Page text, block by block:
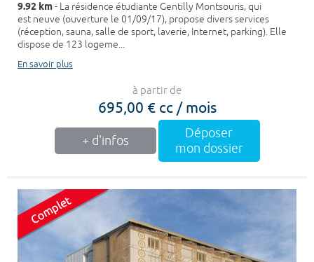
9.92 km- La résidence étudiante Gentilly Montsouris, qui
est neuve (ouverture le 01/09/17), propose divers services
(réception, sauna, salle de sport, laverie, Internet, parking). Elle
dispose de 123 logeme...
En savoir plus
à partir de
695,00 € cc / mois
+ d'infos
Déposer
mon dossier